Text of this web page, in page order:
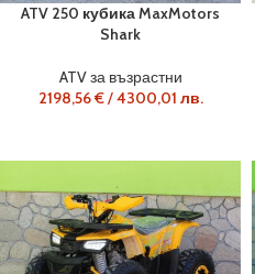
ATV 250 кубика MaxMotors
Shark
ATV за възрастни
2198,56€/4300,01 лв.